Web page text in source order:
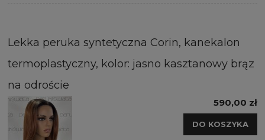
Lekka peruka syntetyczna Corin, kanekalon
termoplastyczny, kolor: jasno kasztanowy brąz
na odroście
590,00 zł
DO KOSZYKA